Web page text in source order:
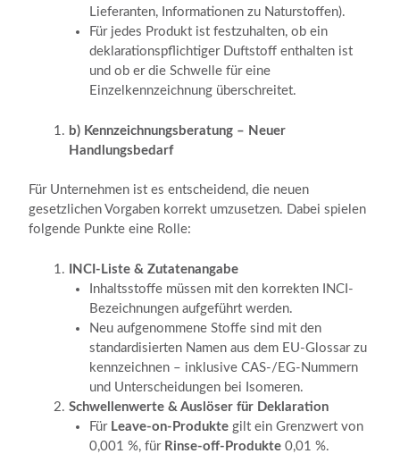
Lieferanten, Informationen zu Naturstoffen).
Für jedes Produkt ist festzuhalten, ob ein
deklarationspflichtiger Duftstoff enthalten ist
und ob er die Schwelle für eine
Einzelkennzeichnung überschreitet.
b) Kennzeichnungsberatung – Neuer
Handlungsbedarf
Für Unternehmen ist es entscheidend, die neuen
gesetzlichen Vorgaben korrekt umzusetzen. Dabei spielen
folgende Punkte eine Rolle:
INCI-Liste & Zutatenangabe
Inhaltsstoffe müssen mit den korrekten INCI-
Bezeichnungen aufgeführt werden.
Neu aufgenommene Stoffe sind mit den
standardisierten Namen aus dem EU-Glossar zu
kennzeichnen – inklusive CAS-/EG-Nummern
und Unterscheidungen bei Isomeren.
Schwellenwerte & Auslöser für Deklaration
Für Leave-on-Produktegilt ein Grenzwert von
0,001 %, für Rinse-off-Produkte0,01 %.